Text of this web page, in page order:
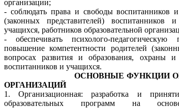
организации;
- соблюдать права и свободы воспитанников
(законных представителей) воспитанников
учащихся, работников образовательной
- обеспечивать психолого-
повышение компетентности родителей
вопросах развития и образования, охраны и
воспитанников и учащихся.
ОСНОВНЫЕ ФУНКЦИИ
ОРГАНИЗАЦИЙ
1. Организационная: разработка и
образовательных программ на